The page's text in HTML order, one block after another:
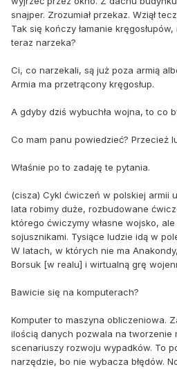
snajper. Zrozumiał przekaz. Wziął
Tak się kończy łamanie
teraz narzeka?
Ci, co narzekali, są już poza armią
Armia ma przetrącony kręgosłup.
A gdyby dziś wybuchła wojna, to co
Co mam panu powiedzieć? Przecież
Właśnie po to zadaję te pytania.
(cisza) Cykl ćwiczeń w polskiej armii
lata robimy duże, rozbudowane
którego ćwiczymy własne wojsko,
sojusznikami. Tysiące ludzie idą w
W latach, w których nie ma
Borsuk [w realu] i wirtualną grę
Bawicie się na komputerach?
Komputer to maszyna obliczeniowa.
ilością danych pozwala na tworzenie
scenariuszy rozwoju wypadków. To
narzędzie, bo nie wybacza błędów.